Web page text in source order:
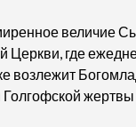
величие
где
возлежит
Голгофской